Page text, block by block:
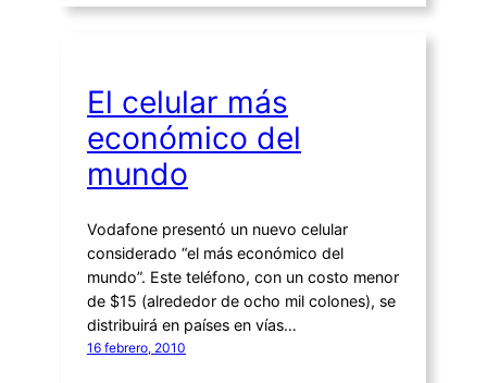
El celular más
económico del
mundo
Vodafone presentó un nuevo celular
considerado “el más económico del
mundo”. Este teléfono, con un costo menor
de $15 (alrededor de ocho mil colones), se
distribuirá en países en vías…
16 febrero, 2010